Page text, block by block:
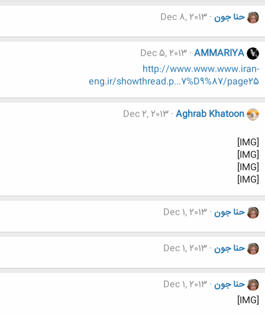
حنا جون Dec 8, 2013
AMMARIYA
Dec 5, 2013
http://www.www.www.iran-
eng.ir/showthread.p...7%D9%87/page25
Aghrab Khatoon
Dec 2, 2013
[IMG]
[IMG]
[IMG]
[IMG]
حنا جون Dec 1, 2013
حنا جون Dec 1, 2013
حنا جون Dec 1, 2013
[IMG]